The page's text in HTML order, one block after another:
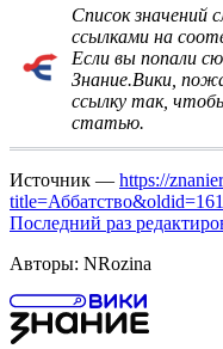
Список значений
ссылками на
Если вы попали
Знание.Вики,
ссылку так,
статью.
Источник — https://
Последний раз
Авторы: NRozina